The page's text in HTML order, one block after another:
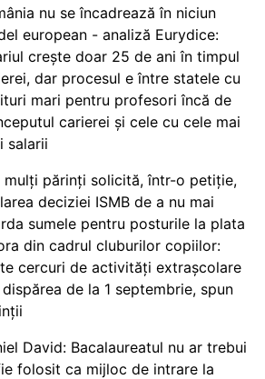
nu se încadrează în niciun
european - analiză Eurydice:
crește doar 25 de ani în timpul
dar procesul e între statele cu
mari pentru profesori încă de
carierei și cele cu cele mai
salarii
mulți părinți solicită, într-o petiție,
deciziei ISMB de a nu mai
sumele pentru posturile la plata
din cadrul cluburilor copiilor:
cercuri de activități extrașcolare
de la 1 septembrie, spun
David: Bacalaureatul nu ar trebui
folosit ca mijloc de intrare la